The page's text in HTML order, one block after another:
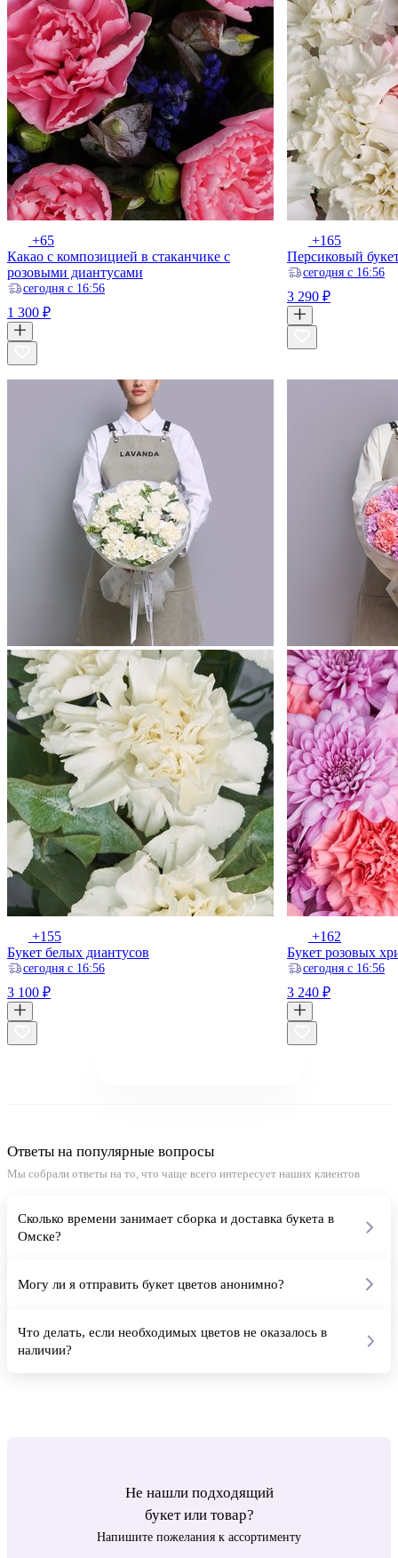
+65
Какао с композицией в стаканчике с
розовыми диантусами
ceгодня с 16:56
1 300 ₽
+165
Персиковый
ceгодня с 16:56
3 290 ₽
+155
Букет белых диантусов
ceгодня с 16:56
3 100 ₽
+162
Букет розовых
ceгодня с 16:56
3 240 ₽
Ответы на популярные вопросы
Мы собрали ответы на то, что чаще всего интересует наших клиентов
Сколько времени занимает сборка и доставка букета в
Омске?
доставка курьером в специальном аквабоксе для лучшего
Могу ли я отправить букет цветов анонимно?
Что делать, если необходимых цветов не оказалось в
наличии?
Не нашли подходящий
букет или товар?
Напишите пожелания к ассортименту